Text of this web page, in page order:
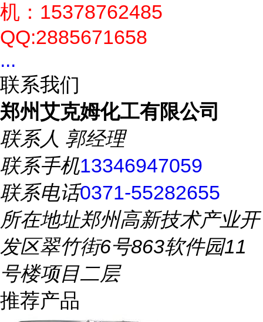
机：15378762485
QQ:2885671658
...
联系我们
郑州艾克姆化工有限公司
联系人 郭经理
联系手机13346947059
联系电话0371-55282655
所在地址郑州高新技术产业开
发区翠竹街6号863软件园11
号楼项目二层
推荐产品